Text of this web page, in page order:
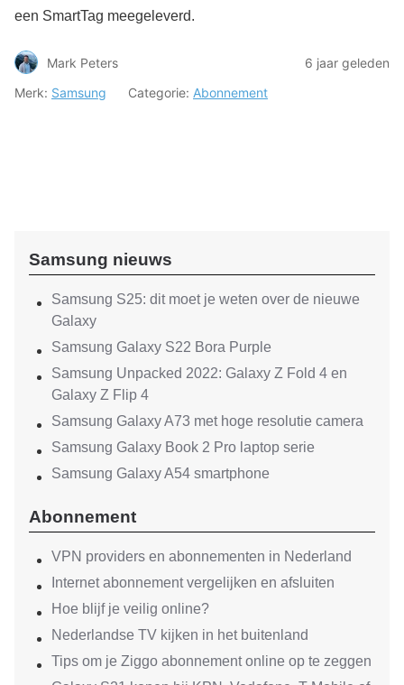
een SmartTag meegeleverd.
Mark Peters
6 jaar geleden
Merk: Samsung Categorie: Abonnement
Samsung nieuws
Samsung S25: dit moet je weten over de nieuwe
Galaxy
Samsung Galaxy S22 Bora Purple
Samsung Unpacked 2022: Galaxy Z Fold 4 en
Galaxy Z Flip 4
Samsung Galaxy A73 met hoge resolutie camera
Samsung Galaxy Book 2 Pro laptop serie
Samsung Galaxy A54 smartphone
Abonnement
VPN providers en abonnementen in Nederland
Internet abonnement vergelijken en afsluiten
Hoe blijf je veilig online?
Nederlandse TV kijken in het buitenland
Tips om je Ziggo abonnement online op te zeggen